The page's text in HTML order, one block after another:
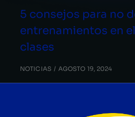
5 consejos para no
entrenamientos en
clases
NOTICIAS AGOSTO 19, 2024